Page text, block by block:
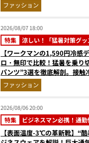
ファッション
2026/08/07 18:00
特集 涼しい！「猛暑対策グッ
【ワークマンの1,590円冷感
ロ・無印で比較！猛暑を乗り
パンツ”3選を徹底解剖。接触
まで決定版
ファッション
2026/08/06 20:00
特集 ビジネスマン必携！通勤
【表面温度-3℃の革新靴】“